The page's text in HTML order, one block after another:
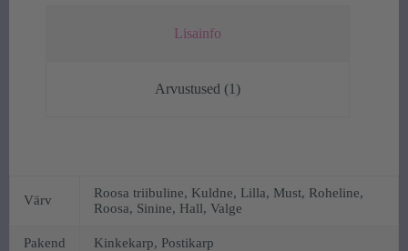
Lisainfo
Arvustused (1)
Värv
Roosa triibuline, Kuldne, Lilla, Must, Roheline,
Roosa, Sinine, Hall, Valge
Pakend Kinkekarp, Postikarp